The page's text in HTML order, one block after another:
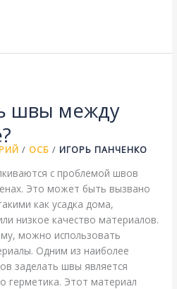
швы между
/ ОСБ / ИГОРЬ ПАНЧЕНКО
с проблемой швов
Это может быть вызвано
как усадка дома,
низкое качество материалов.
можно использовать
Одним из наиболее
заделать швы является
герметика. Этот материал